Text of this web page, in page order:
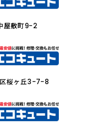
屋敷町9-2
桜ヶ丘3-7-8